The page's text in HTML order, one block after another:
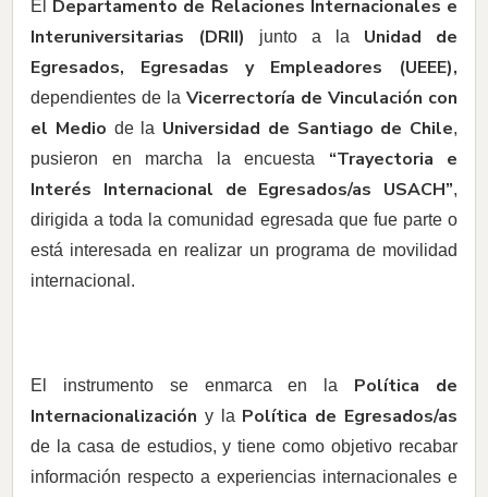
El
Departamento de Relaciones Internacionales e
Interuniversitarias (DRII)
junto a la Unidad de
Egresados, Egresadas y Empleadores (UEEE),
dependientes de la Vicerrectoría de Vinculación con
el Medio de la Universidad de Santiago de Chile,
pusieron en marcha la encuesta “Trayectoria e
Interés Internacional de Egresados/as USACH”,
dirigida a toda la comunidad egresada que fue parte o
está interesada en realizar un programa de movilidad
internacional.
El instrumento se enmarca en la Política de
Internacionalización y la Política de Egresados/as
de la casa de estudios, y tiene como objetivo recabar
información respecto a experiencias internacionales e